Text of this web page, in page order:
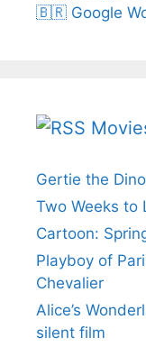
🇧🇷 Google
Gertie the
Two Weeks to
Cartoon:
Playboy of
Chevalier
Alice’s
silent film